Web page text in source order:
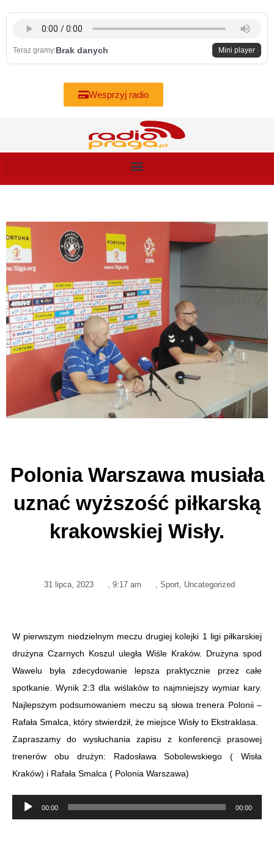
content
Teraz gramy:Brak danych Mini player
Wesprzyj radio
Polonia Warszawa musiała
uznać wyższość piłkarską
krakowskiej Wisły.
31 lipca, 2023 , 9:17 am , Sport, Uncategorized
W pierwszym niedzielnym meczu drugiej kolejki 1 ligi piłkarskiej
drużyna Czarnych Koszul uległa Wiśle Kraków. Drużyna spod
Wawelu była zdecydowanie lepsza praktycznie przez całe
spotkanie. Wynik 2:3 dla wiślaków to najmniejszy wymiar kary.
Najlepszym podsumowaniem meczu są słowa trenera Polonii –
Rafała Smalca, który stwierdził, że miejsce Wisły to Ekstraklasa.
Zapraszamy do wysłuchania zapisu z konferencji prasowej
trenerów obu drużyn: Radosława Sobolewskiego ( Wisła
Kraków) i Rafała Smalca ( Polonia Warszawa)
Odtwarzacz
plików
00:00 00:00